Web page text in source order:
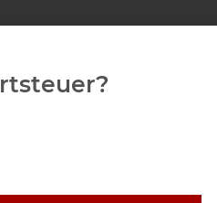
für die